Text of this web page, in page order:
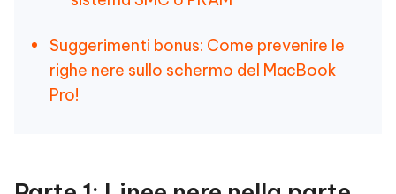
Suggerimenti bonus: Come prevenire le
righe nere sullo schermo del MacBook
Pro!